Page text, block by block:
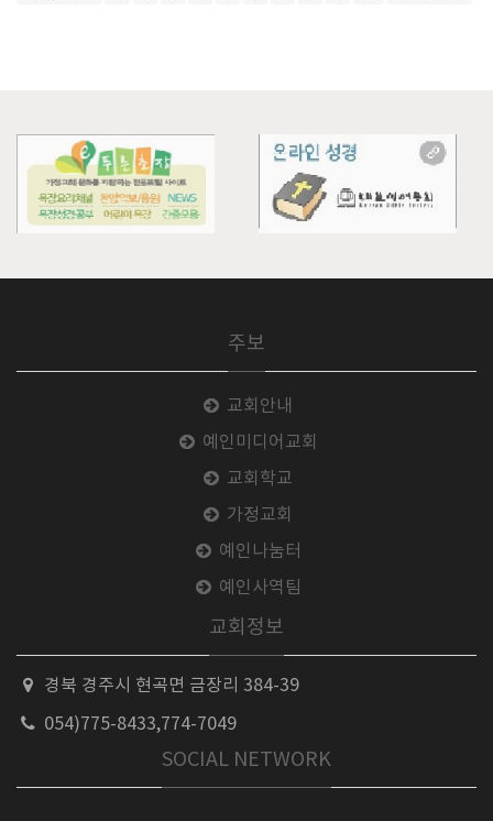
주보
교회안내
예인미디어교회
교회학교
가정교회
예인나눔터
예인사역팀
교회정보
경북 경주시 현곡면 금장리 384-39
054)775-8433,774-7049
SOCIAL NETWORK